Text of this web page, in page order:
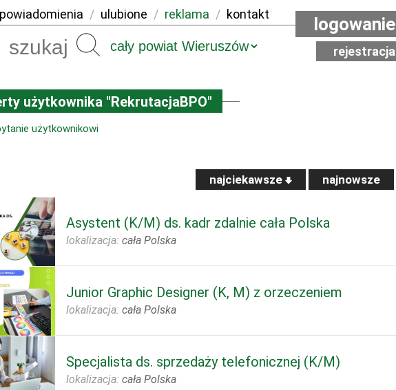
powiadomienia / ulubione / reklama / kontakt
Szukaj
logowanie
rejestracja
użytkownika "RekrutacjaBPO"
użytkownikowi
najciekawsze najnowsze
Asystent (K/M) ds. kadr zdalnie cała Polska
lokalizacja: cała Polska
Junior Graphic Designer (K, M) z orzeczeniem
lokalizacja: cała Polska
Specjalista ds. sprzedaży telefonicznej (K/M)
lokalizacja: cała Polska